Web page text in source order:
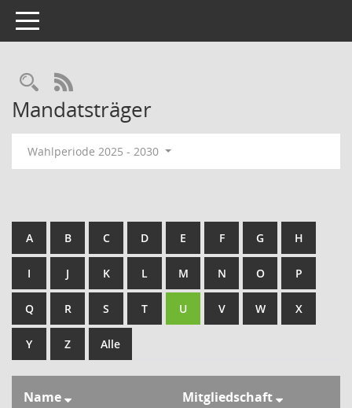
Toggle navigation
Rechercheauswahl
RSS-Feed
Mandatsträger
Wahlperiode 2025 - 2030
A B C D E F G H
I J K L M N O P
Q R S T U V W X
Y Z Alle
Name Mitgliedschaft